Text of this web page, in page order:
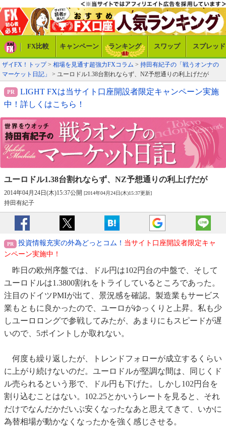
FX比較 キャンペーン ランキング スワップ スプレッド
ザイFX！トップ> 相場を見通す超強力FXコラム > 持田有紀子の「戦うオンナの
マーケット日記」
> ユーロドル1.38台割れならず、NZ予想通りの利上げだが
LIGHT FXは当サイト口座開設者限定キャンペーン実施
中！詳しくはこちら！
ユーロドル1.38台割れならず、 NZ予想通りの利上げだが
2014年04月24日(木)15:37公開 [2014年04月24日(木)15:37更新]
持田有紀子
投資情報充実の外為どっとコム！ 当サイト口座開設者限定キャ
ンペーン実施中！
昨日の欧州序盤では、ドル円は102円台の中盤で、そして
ユーロドルは1.3800割れをトライしているところであった。
注目のドイツPMIが出て、景況感を確認。製造業もサービス
業もともに良かったので、ユーロがゆっくりと上昇。私も少
しユーロロングで参戦してみたが、あまりにもスピードが遅
いので、5ポイントしか取れない。
何度も繰り返したが、トレンドフォローが成立するくらい
に上がり続けないのだ。ユーロドルが堅調な間は、同じくド
ル売られるという形で、ドル円も下げた。しかし102円台を
割り込むことはない。102.25とかいうレートを見ると、それ
だけでなんだかだいぶ安くなったなあと思えてきて、いかに
為替相場が動かなくなったかを強く感じさせる。